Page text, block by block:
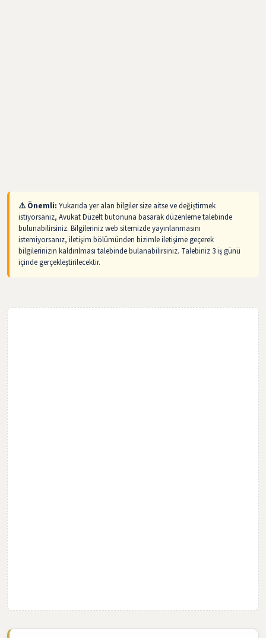
⚠️ Önemli: Yukarıda yer alan bilgiler size aitse ve değiştirmek
istiyorsanız, Avukat Düzelt butonuna basarak düzenleme talebinde
bulunabilirsiniz. Bilgileriniz web sitemizde yayınlanmasını
istemiyorsanız, iletişim bölümünden bizimle iletişime geçerek
bilgilerinizin kaldırılması talebinde bulanabilirsiniz. Talebiniz 3 iş günü
içinde gerçekleştirilecektir.